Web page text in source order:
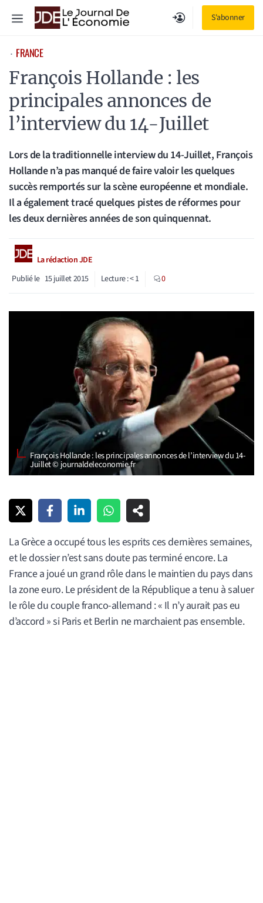
S'abonner
Menu
⋅ FRANCE
François Hollande : les
principales annonces de
l’interview du 14-Juillet
Lors de la traditionnelle interview du 14-Juillet, François
Hollande n’a pas manqué de faire valoir les quelques
succès remportés sur la scène européenne et mondiale.
Il a également tracé quelques pistes de réformes pour
les deux dernières années de son quinquennat.
La rédaction JDE
Publié le 15 juillet 2015 Lecture :< 1 0
François Hollande : les principales annonces de l’interview du 14-
Juillet © journaldeleconomie.fr
La Grèce a occupé tous les esprits ces dernières semaines,
et le dossier n’est sans doute pas terminé encore. La
France a joué un grand rôle dans le maintien du pays dans
la zone euro. Le président de la République a tenu à saluer
le rôle du couple franco-allemand : « Il n’y aurait pas eu
d’accord » si Paris et Berlin ne marchaient pas ensemble.